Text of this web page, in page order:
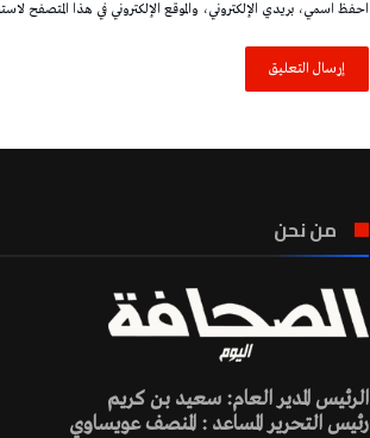
احفظ اسمي، بريدي الإلكتروني، والموقع الإلكتروني في هذا المتصفح
من نحن
الرئيس المدير العام: سعيد بن كريم
رئيس التحرير المساعد : المنصف عويساوي